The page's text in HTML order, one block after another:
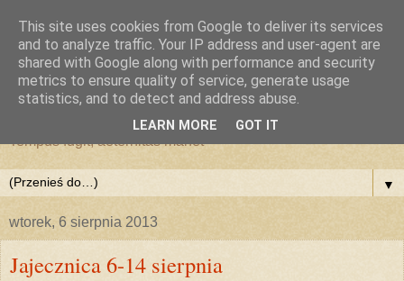
Tempus fugit, aeternitas manet
▼
wtorek, 6 sierpnia 2013
Jajecznica 6-14 sierpnia
This site uses cookies from Google to deliver its services
and to analyze traffic. Your IP address and user-agent are
shared with Google along with performance and security
metrics to ensure quality of service, generate usage
statistics, and to detect and address abuse.
LEARN MORE GOT IT